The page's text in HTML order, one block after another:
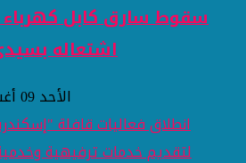
سقوط سارق كابل
اشتعاله
الأحد 09 أغسطس 2026 10:35 مساءً